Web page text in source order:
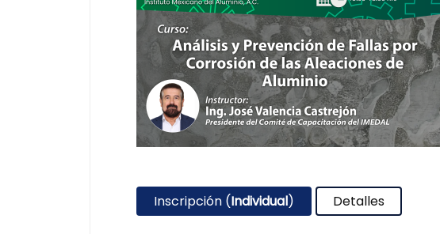
Inscripción (Individual) Detalles